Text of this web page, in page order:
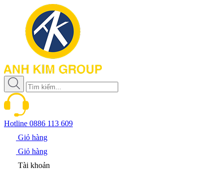
Hotline 0886 113 609
Giỏ hàng
Giỏ hàng
Tài khoản